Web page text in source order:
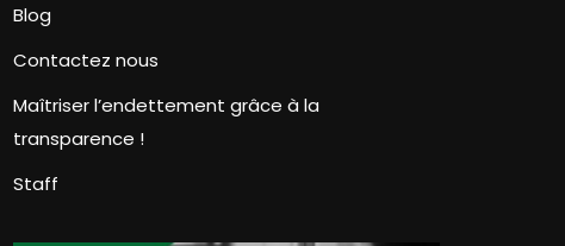
Blog
Contactez nous
Maîtriser l’endettement grâce à la
transparence !
Staff